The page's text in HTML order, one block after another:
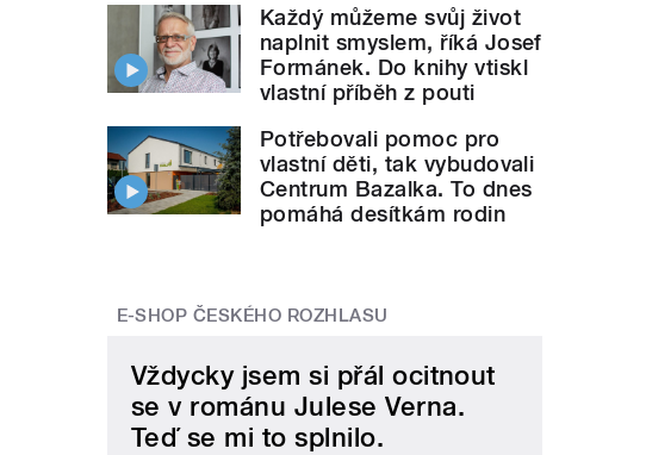
Každý můžeme svůj život
naplnit smyslem, říká Josef
Formánek. Do knihy vtiskl
vlastní příběh z pouti
Potřebovali pomoc pro
vlastní děti, tak vybudovali
Centrum Bazalka. To dnes
pomáhá desítkám rodin
E-SHOP ČESKÉHO ROZHLASU
Vždycky jsem si přál ocitnout
se v románu Julese Verna.
Teď se mi to splnilo.